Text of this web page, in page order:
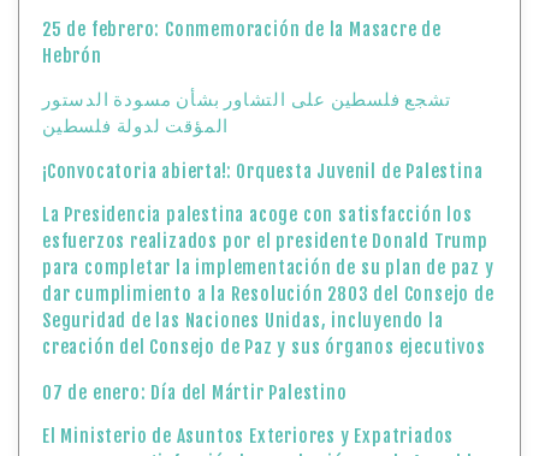
25 de febrero: Conmemoración de la Masacre de
Hebrón
تشجع فلسطين على التشاور بشأن مسودة الدستور
المؤقت لدولة فلسطين
¡Convocatoria abierta!: Orquesta Juvenil de Palestina
La Presidencia palestina acoge con satisfacción los
esfuerzos realizados por el presidente Donald Trump
para completar la implementación de su plan de paz y
dar cumplimiento a la Resolución 2803 del Consejo de
Seguridad de las Naciones Unidas, incluyendo la
creación del Consejo de Paz y sus órganos ejecutivos
07 de enero: Día del Mártir Palestino
El Ministerio de Asuntos Exteriores y Expatriados